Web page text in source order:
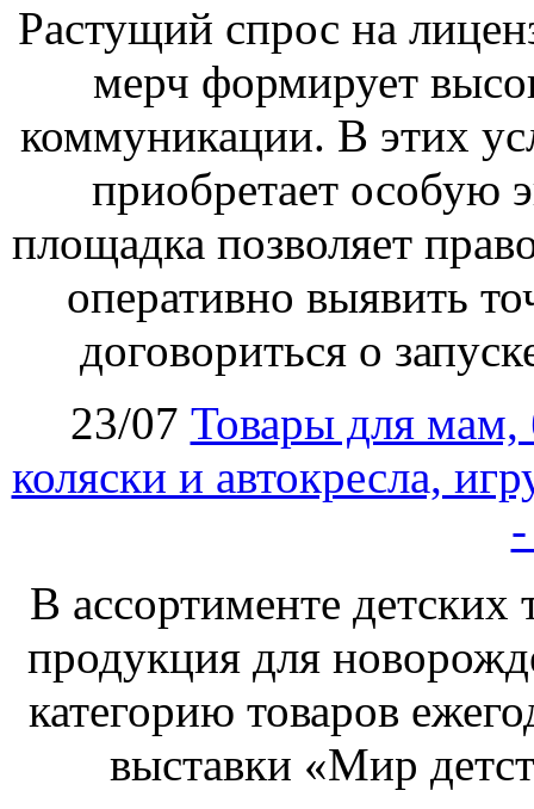
Растущий спрос на
мерч формирует
коммуникации. В этих
приобретает особую
площадка позволяет
оперативно выявить
договориться о
23/07 Товары для мам,
коляски и автокресла,
В ассортименте детских
продукция для
категорию товаров
выставки «Мир